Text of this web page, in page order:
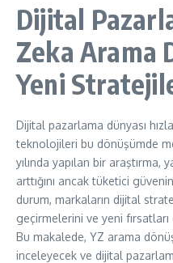
Dijital
Zeka Arama
Yeni
Dijital pazarlama dünyası
teknolojileri bu dönüşümde
yılında yapılan bir
arttığını ancak tüketici
durum, markaların dijital
geçirmelerini ve yeni
Bu makalede, YZ arama
inceleyecek ve dijital